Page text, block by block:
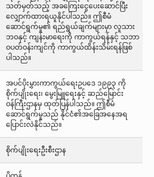
သတ်မှတ်သည့် အခကြေးငွေပေးဆောင်ပြီး
လျှောက်ထားရယူနိုင်ပါသည်။ ဤစီမံ
ဆောင်ရွက်မှု၏ ရည်ရွယ်ချက်များမှာ လူသား
ဘဝနှင့် ကျန်းမာရေးကို ကာကွယ်ရန်နှင့် သဘာ
ဝပတ်ဝန်းကျင်ကို ကာကွယ်ထိန်းသိမ်းရန်ဖြစ်
ပါသည်။
အပင်ပိုးမွှားကာကွယ်ရေးဥပဒေ ၁၉၉၃ ကို
စိုက်ပျိုးရေး၊ မွေးမြူရေးနှင့် ဆည်မြောင်း
ဝန်ကြီးဌာနမှ ထုတ်ပြန်ပါသည်။ ဤစီမံ
ဆောင်ရွက်မှုသည် နိုင်ငံ၏အခြေအနေအရ
ပြောင်းလဲနိုင်သည်။
စိုက်ပျိုးရေးဦးစီးဌာန